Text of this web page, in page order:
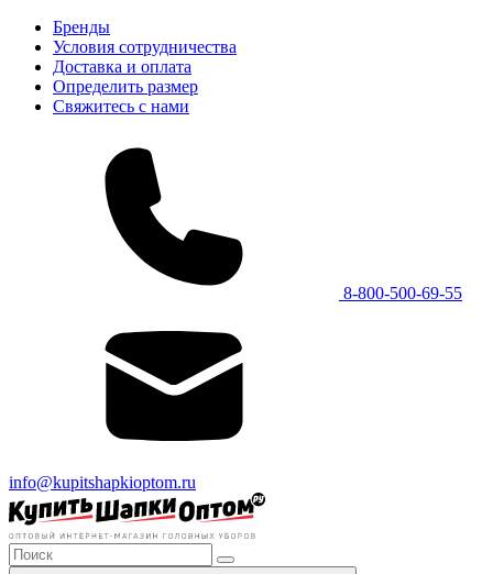
Бренды
Условия сотрудничества
Доставка и оплата
Определить размер
Свяжитесь с нами
8-800-500-69-55
info@kupitshapkioptom.ru